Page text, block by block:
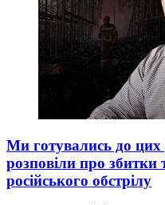
Ми готувались до цих
розповіли про збитки
російського обстрілу